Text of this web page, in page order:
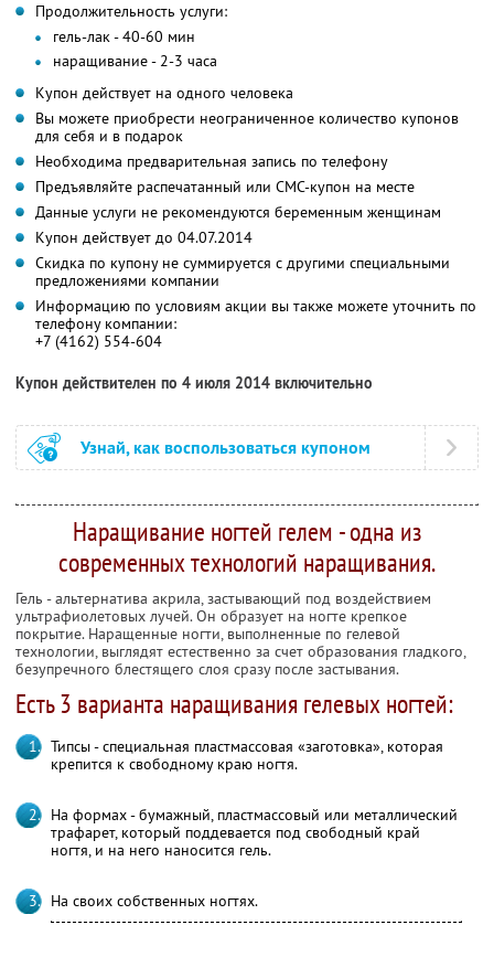
Продолжительность услуги:
гель-лак - 40-60 мин
наращивание - 2-3 часа
Купон действует на одного человека
Вы можете приобрести неограниченное количество купонов
для себя и в подарок
Необходима предварительная запись по телефону
Предъявляйте распечатанный или СМС-купон на месте
Данные услуги не рекомендуются беременным женщинам
Купон действует до 04.07.2014
Скидка по купону не суммируется с другими специальными
предложениями компании
Информацию по условиям акции вы также можете уточнить по
телефону компании:
+7 (4162) 554-604
Купон действителен по 4 июля 2014 включительно
Узнай, как воспользоваться купоном
Наращивание ногтей гелем - одна из
современных технологий наращивания.
Гель - альтернатива акрила, застывающий под воздействием
ультрафиолетовых лучей. Он образует на ногте крепкое
покрытие. Наращенные ногти, выполненные по гелевой
технологии, выглядят естественно за счет образования гладкого,
безупречного блестящего слоя сразу после застывания.
Есть 3 варианта наращивания гелевых ногтей:
Типсы - специальная пластмассовая «заготовка», которая
крепится к свободному краю ногтя.
На формах - бумажный, пластмассовый или металлический
трафарет, который поддевается под свободный край
ногтя, и на него наносится гель.
На своих собственных ногтях.